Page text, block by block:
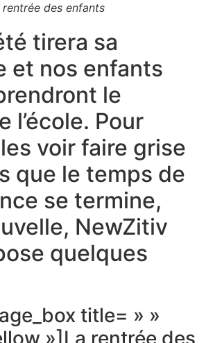
des enfants
tirera sa
et nos enfants
le
l’école. Pour
voir faire grise
que le temps de
se termine,
NewZitiv
quelques
title= » »
»]La rentrée des